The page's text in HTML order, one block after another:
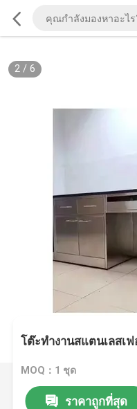
2/ 6
โต๊ะทำงานสแตนเลสเ
MOQ：1 ชุด
ราคาถูกที่สุด